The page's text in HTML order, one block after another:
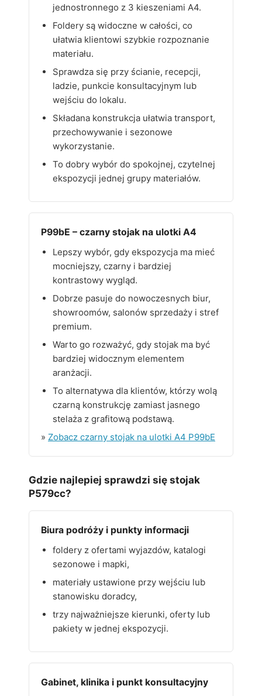
jednostronnego z 3 kieszeniami A4.
Foldery są widoczne w całości, co
ułatwia klientowi szybkie rozpoznanie
materiału.
Sprawdza się przy ścianie, recepcji,
ladzie, punkcie konsultacyjnym lub
wejściu do lokalu.
Składana konstrukcja ułatwia transport,
przechowywanie i sezonowe
wykorzystanie.
To dobry wybór do spokojnej, czytelnej
ekspozycji jednej grupy materiałów.
P99bE – czarny stojak na ulotki A4
Lepszy wybór, gdy ekspozycja ma mieć
mocniejszy, czarny i bardziej
kontrastowy wygląd.
Dobrze pasuje do nowoczesnych biur,
showroomów, salonów sprzedaży i stref
premium.
Warto go rozważyć, gdy stojak ma być
bardziej widocznym elementem
aranżacji.
To alternatywa dla klientów, którzy wolą
czarną konstrukcję zamiast jasnego
stelaża z grafitową podstawą.
» Zobacz czarny stojak na ulotki A4 P99bE
Gdzie najlepiej sprawdzi się stojak
P579cc?
Biura podróży i punkty informacji
foldery z ofertami wyjazdów, katalogi
sezonowe i mapki,
materiały ustawione przy wejściu lub
stanowisku doradcy,
trzy najważniejsze kierunki, oferty lub
pakiety w jednej ekspozycji.
Gabinet, klinika i punkt konsultacyjny